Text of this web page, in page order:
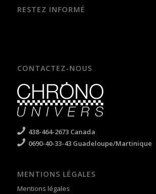
RESTEZ INFORMÉ
CONTACTEZ-NOUS
438-464-2673 Canada
0690-40-33-43 Guadeloupe/Martinique
MENTIONS LÉGALES
Mentions légales